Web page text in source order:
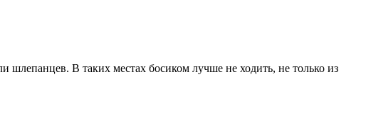
шлепанцев. В таких местах босиком лучше не ходить, не только из